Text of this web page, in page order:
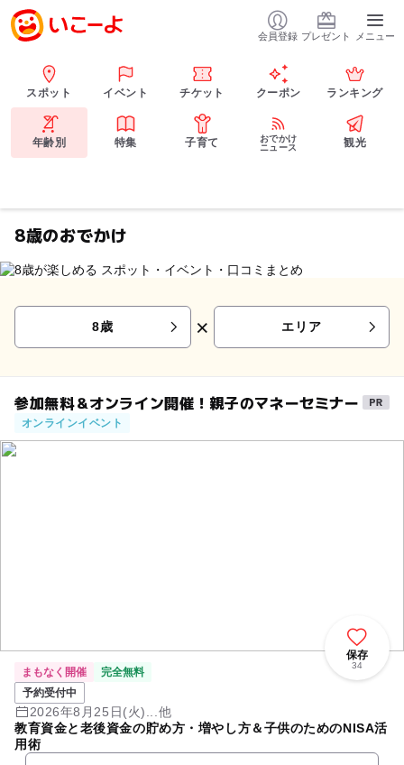
会員登録 プレゼント メニュー
スポット イベント チケット クーポン ランキング
年齢別 特集 子育て
おでかけ
ニュース
観光
8歳のおでかけ
8歳 × エリア
参加無料＆オンライン開催！親子のマネーセミナー
オンラインイベント
保存
34
まもなく開催
完全無料
予約受付中
2026年8月25日(火)...他
教育資金と老後資金の貯め方・増やし方＆子供のためのNISA活
用術